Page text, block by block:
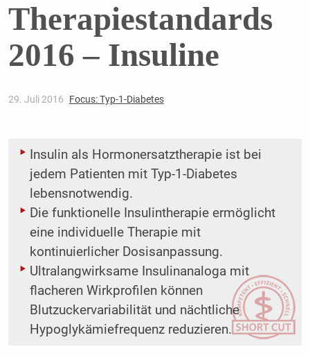
Therapiestandards
2016 – Insuline
29. Juli 2016 Focus: Typ-1-Diabetes
Insulin als Hormonersatztherapie ist bei
jedem Patienten mit Typ-1-Diabetes
lebensnotwendig.
Die funktionelle Insulintherapie ermöglicht
eine individuelle Therapie mit
kontinuierlicher Dosis­anpassung.
Ultralangwirksame Insulinanaloga mit
flacheren Wirkprofilen können
Blutzuckervariabilität und nächtliche
Hypoglykämiefrequenz reduzieren.